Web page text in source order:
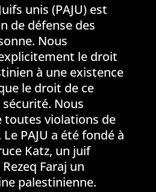
unis (PAJU) est
de défense des
Nous
le droit
à une existence
le droit de ce
Nous
toutes violations de
PAJU a été fondé à
Katz, un juif
Faraj un
palestinienne.